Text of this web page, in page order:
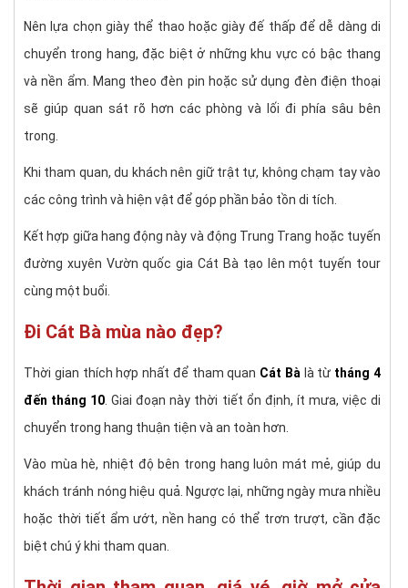
Nên lựa chọn giày thể thao hoặc giày đế thấp để dễ dàng di
chuyển trong hang, đặc biệt ở những khu vực có bậc thang
và nền ẩm. Mang theo đèn pin hoặc sử dụng đèn điện thoại
sẽ giúp quan sát rõ hơn các phòng và lối đi phía sâu bên
trong.
Khi tham quan, du khách nên giữ trật tự, không chạm tay vào
các công trình và hiện vật để góp phần bảo tồn di tích.
Kết hợp giữa hang động này và động Trung Trang hoặc tuyến
đường xuyên Vườn quốc gia Cát Bà tạo lên một tuyến tour
cùng một buổi.
Đi Cát Bà mùa nào đẹp?
Thời gian thích hợp nhất để tham quan Cát Bà là từ tháng 4
đến tháng 10 . Giai đoạn này thời tiết ổn định, ít mưa, việc di
chuyển trong hang thuận tiện và an toàn hơn.
Vào mùa hè, nhiệt độ bên trong hang luôn mát mẻ, giúp du
khách tránh nóng hiệu quả. Ngược lại, những ngày mưa nhiều
hoặc thời tiết ẩm ướt, nền hang có thể trơn trượt, cần đặc
biệt chú ý khi tham quan.